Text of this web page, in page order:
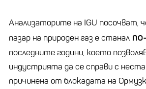
Анализаторите на IGU посочват,
пазар на природен газ е станал
последните години, което
индустрията да се справи с
причинена от блокадата на